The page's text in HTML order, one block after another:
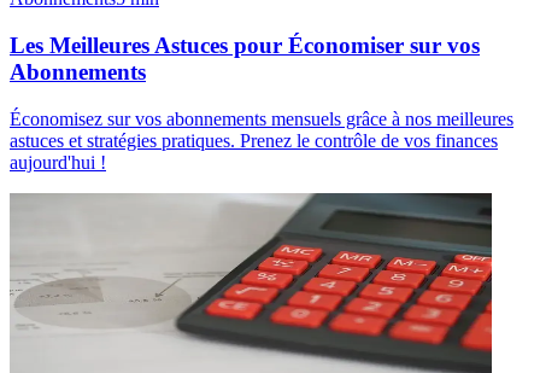
Les Meilleures Astuces pour Économiser sur vos
Abonnements
Économisez sur vos abonnements mensuels grâce à nos meilleures
astuces et stratégies pratiques. Prenez le contrôle de vos finances
aujourd'hui !